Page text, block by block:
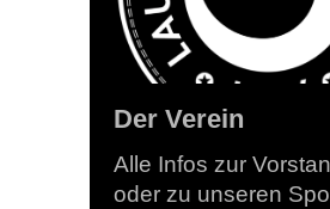
Der Verein
Alle Infos zur
oder zu unseren